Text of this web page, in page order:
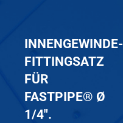
INNENGEWINDE-
FITTINGSATZ
FÜR
FASTPIPE® Ø
1/4″.